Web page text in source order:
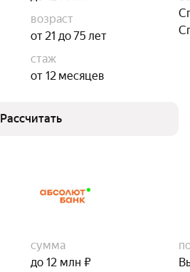
возраст
от 21 до 75 лет
стаж
от 12 месяцев
Рассчитать
сумма
до 12 млн ₽